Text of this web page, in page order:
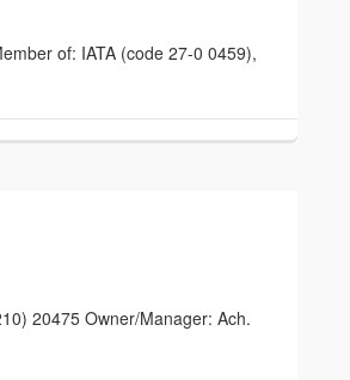
of: IATA (code 27-0 0459),
20475 Owner/Manager: Ach.